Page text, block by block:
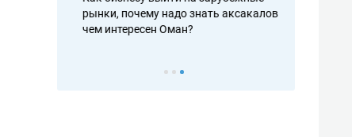
рынки, почему надо знать аксакалов и
чем интересен Оман?